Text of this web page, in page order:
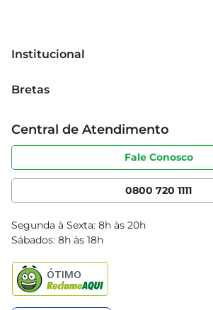
Institucional
Grupo Cencosud
Sobre privacidade
Portal do fornecedor
Cencosud Media
Bretas
Produtos Bretas
Código de ética
Serviços
Clube Bretas
Blog Bretas
Black Friday
Central de Atendimento
Fale Conosco
0800 720 1111
Segunda à Sexta: 8h às 20h
Sábados: 8h às 18h